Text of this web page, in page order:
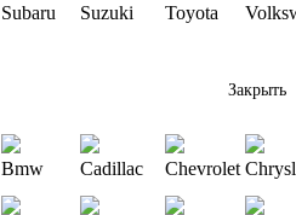
Subaru Suzuki Toyota
Закрыть
Bmw Cadillac Chevrolet